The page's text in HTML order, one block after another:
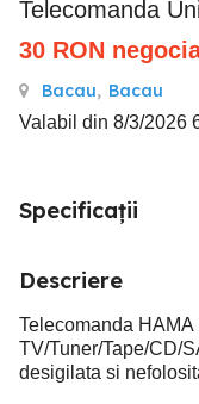
Telecomanda
30 RON
Bacau, Bacau
Valabil din 8/3/2026
Specificații
Descriere
Telecomanda HAMA
TV/Tuner/Tape/CD/
desigilata si